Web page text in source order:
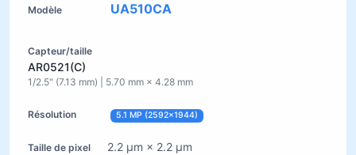
UA510CA
AR0521(C)
1/2.5" (7.13 mm) | 5.70 mm × 4.28 mm
5.1 MP (2592×1944)
2.2 µm × 2.2 µm